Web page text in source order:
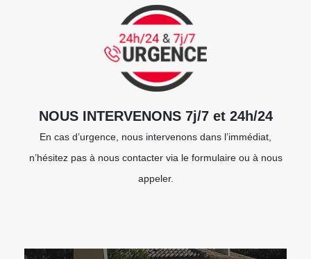
NOUS INTERVENONS 7j/7 et 24h/24
En cas d’urgence, nous intervenons dans l’immédiat,
n’hésitez pas à nous contacter via le formulaire ou à nous
appeler.